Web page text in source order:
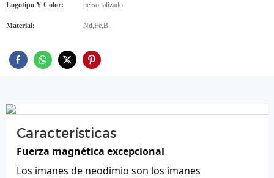
Logotipo Y Color: personalizado
Material: Nd,Fe,B
Características
Fuerza magnética excepcional
Los imanes de neodimio son los imanes